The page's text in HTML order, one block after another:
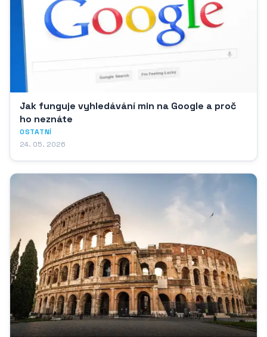
Jak funguje vyhledávání min na Google a proč
ho neznáte
OSTATNÍ
24. 05. 2026